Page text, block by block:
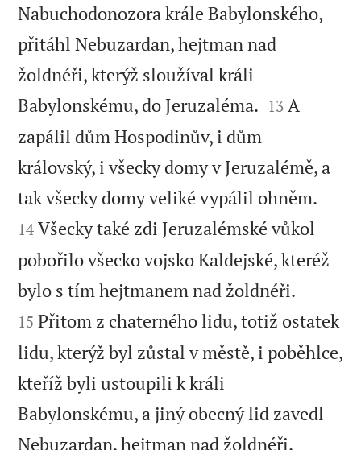
Nabuchodonozora krále Babylonského,
přitáhl Nebuzardan, hejtman nad
žoldnéři, kterýž sloužíval králi
Babylonskému, do Jeruzaléma. 

13 A
zapálil dům Hospodinův, i dům
královský, i všecky domy v Jeruzalémě, a
tak všecky domy veliké vypálil ohněm.
14 Všecky také zdi Jeruzalémské vůkol
pobořilo všecko vojsko Kaldejské, kteréž
bylo s tím hejtmanem nad žoldnéři.
15 Přitom z chaterného lidu, totiž ostatek
lidu, kterýž byl zůstal v městě, i poběhlce,
kteříž byli ustoupili k králi
Babylonskému, a jiný obecný lid zavedl
Nebuzardan, hejtman nad žoldnéři.